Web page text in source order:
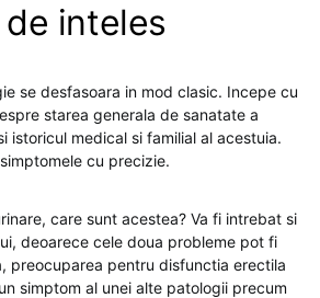
inteles
se desfasoara in mod clasic. Incepe cu
starea generala de sanatate a
istoricul medical si familial al acestuia.
cu precizie.
care sunt acestea? Va fi intrebat si
deoarece cele doua probleme pot fi
preocuparea pentru disfunctia erectila
simptom al unei alte patologii precum